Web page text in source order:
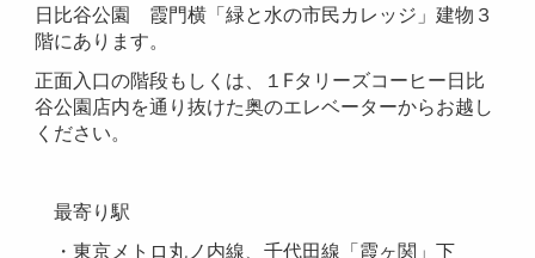
日比谷公園 霞門横「緑と水の市民カレッジ」建物３
階にあります。
正面入口の階段もしくは、１Fタリーズコーヒー日比
谷公園店内を通り抜けた奥のエレベーターからお越し
ください。
最寄り駅
・東京メトロ丸ノ内線、千代田線「霞ヶ関」下